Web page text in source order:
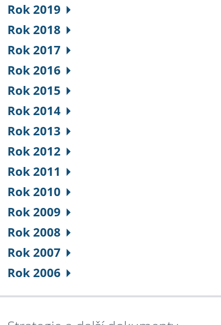
Rok 2019
Rok 2018
Rok 2017
Rok 2016
Rok 2015
Rok 2014
Rok 2013
Rok 2012
Rok 2011
Rok 2010
Rok 2009
Rok 2008
Rok 2007
Rok 2006